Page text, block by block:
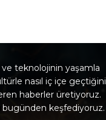
teknolojinin yaşamla
nasıl iç içe geçtiğini
haberler üretiyoruz.
bugünden keşfediyoruz.